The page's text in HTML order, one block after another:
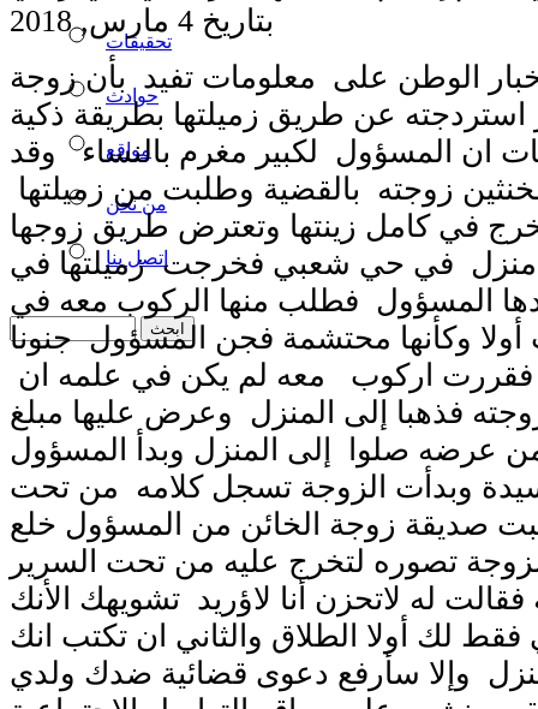
تحقيقات
حوادث
مواقع
من نحن
اتصل بنا
بتاريخ 4 مارس, 2018
الوطن على معلومات تفيد بأن زوجة
عن طريق زميلتها بطريقة ذكية
ان المسؤول لكبير مغرم بالنساء وقد
زوجته بالقضية وطلبت من زميلتها
في كامل زينتها وتعترض طريق زوجها
في حي شعبي فخرجت زميلتها في
المسؤول فطلب منها الركوب معه في
وكأنها محتشمة فجن المسؤول جنونا
فقررت اركوب معه لم يكن في علمه ان
فذهبا إلى المنزل وعرض عليها مبلغ
عرضه صلوا إلى المنزل وبدأ المسؤول
وبدأت الزوجة تسجل كلامه من تحت
صديقة زوجة الخائن من المسؤول خلع
تصوره لتخرج عليه من تحت السرير
فقالت له لاتحزن أنا لاؤريد تشويهك الأنك
لك أولا الطلاق والثاني ان تكتب انك
وإلا سأرفع دعوى قضائية ضدك ولدي